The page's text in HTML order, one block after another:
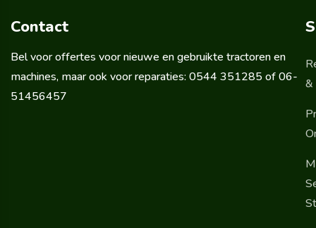
Contact
Bel voor offertes voor nieuwe en gebruikte tractoren en
machines, maar ook voor reparaties: 0544 351285 of 06-
51456457
&